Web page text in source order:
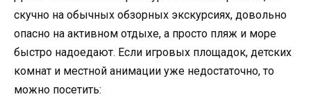
скучно на обычных обзорных экскурсиях, довольно
опасно на активном отдыхе, а просто пляж и море
быстро надоедают. Если игровых площадок, детских
комнат и местной анимации уже недостаточно, то
можно посетить: